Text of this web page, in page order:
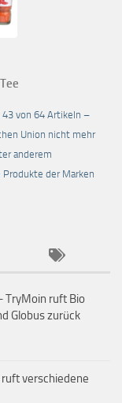
von 64 Artikeln –
Union nicht mehr
anderem
Produkte der Marken
TryMoin ruft Bio
Globus zurück
verschiedene